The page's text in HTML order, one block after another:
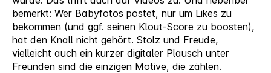
bemerkt: Wer Babyfotos postet, nur um Likes zu
bekommen (und ggf. seinen Klout-Score zu boosten),
hat den Knall nicht gehört. Stolz und Freude,
vielleicht auch ein kurzer digitaler Plausch unter
Freunden sind die einzigen Motive, die zählen.